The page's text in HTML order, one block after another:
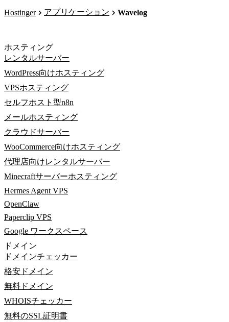
Hostinger アプリケーション Wavelog
ホスティング
レンタルサーバー
WordPress向けホスティング
VPSホスティング
セルフホスト型n8n
メールホスティング
クラウドサーバー
WooCommerce向けホスティング
代理店向けレンタルサーバー
Minecraftサーバーホスティング
Hermes Agent VPS
OpenClaw
Paperclip VPS
Google ワークスペース
ドメイン
ドメインチェッカー
格安ドメイン
無料ドメイン
WHOISチェッカー
無料のSSL証明書